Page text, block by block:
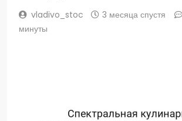
vladivo_stoc 3 месяца спустя
минуты